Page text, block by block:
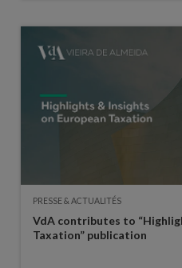
PRESSE & ACTUALITÉS
VdA contributes to
Taxation” publication